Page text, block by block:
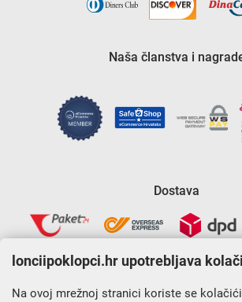
Naša članstva i
Dostava
lonciipoklopci.hr upotrebljava
Na ovoj mrežnoj stranici koriste se